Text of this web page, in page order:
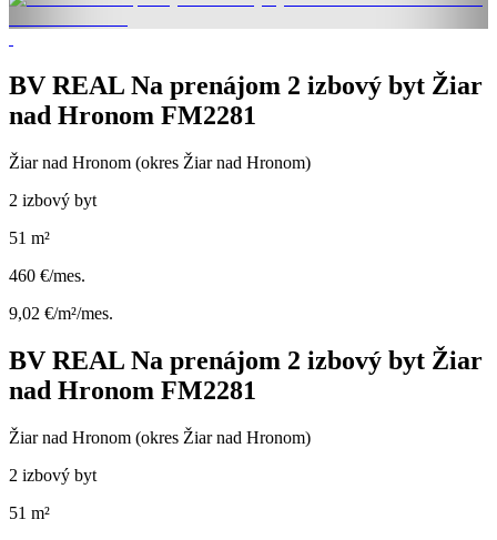
BV REAL Na prenájom 2 izbový byt Žiar
nad Hronom FM2281
Žiar nad Hronom (okres Žiar nad Hronom)
2 izbový byt
51 m²
460 €/mes.
9,02 €/m²/mes.
BV REAL Na prenájom 2 izbový byt Žiar
nad Hronom FM2281
Žiar nad Hronom (okres Žiar nad Hronom)
2 izbový byt
51 m²